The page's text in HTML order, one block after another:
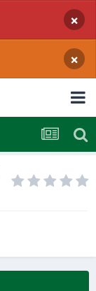
×
×